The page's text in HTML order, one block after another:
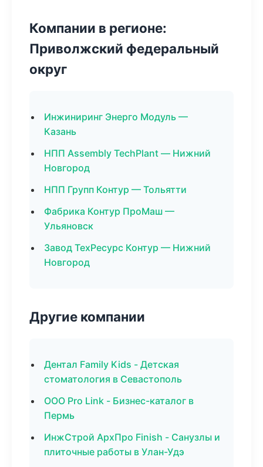
Компании в регионе:
Приволжский федеральный
округ
Инжиниринг Энерго Модуль —
Казань
НПП Assembly TechPlant — Нижний
Новгород
НПП Групп Контур — Тольятти
Фабрика Контур ПроМаш —
Ульяновск
Завод ТехРесурс Контур — Нижний
Новгород
Другие компании
Дентал Family Kids - Детская
стоматология в Севастополь
ООО Pro Link - Бизнес-каталог в
Пермь
ИнжСтрой АрхПро Finish - Санузлы и
плиточные работы в Улан-Удэ